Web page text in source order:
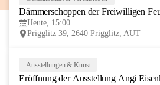
Dämmerschoppen der Freiwilligen
Heute, 15:00
Prigglitz 39, 2640 Prigglitz, AUT
Ausstellungen & Kunst
Eröffnung der Ausstellung Angi